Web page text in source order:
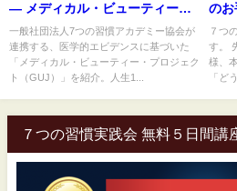
― メディカル・ビューティー・
プロジェクト（GUJ）と連携
一般社団法人7つの習慣アカデミー協会が
連携する、医学的エビデンスに基づいた
「メディカル・ビューティー・プロジェク
ト（GUJ）」を紹介。人生1...
のお
７つ
す。
様、
「ど
７つの習慣実践会 無料５日間講